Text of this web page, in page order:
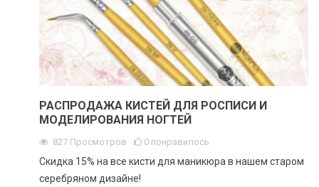
РАСПРОДАЖА КИСТЕЙ ДЛЯ РОСПИСИ И
МОДЕЛИРОВАНИЯ НОГТЕЙ
827 Просмотров 0 понравилось
Скидка 15% на все кисти для маникюра в нашем старом
серебряном дизайне!